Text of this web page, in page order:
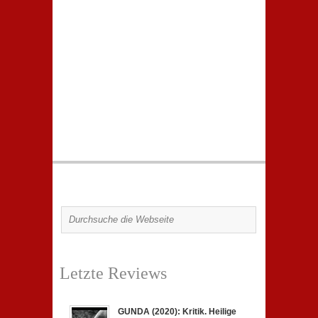
Letzte Reviews
GUNDA (2020): Kritik. Heilige